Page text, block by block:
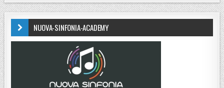
NUOVA-SINFONIA-ACADEMY